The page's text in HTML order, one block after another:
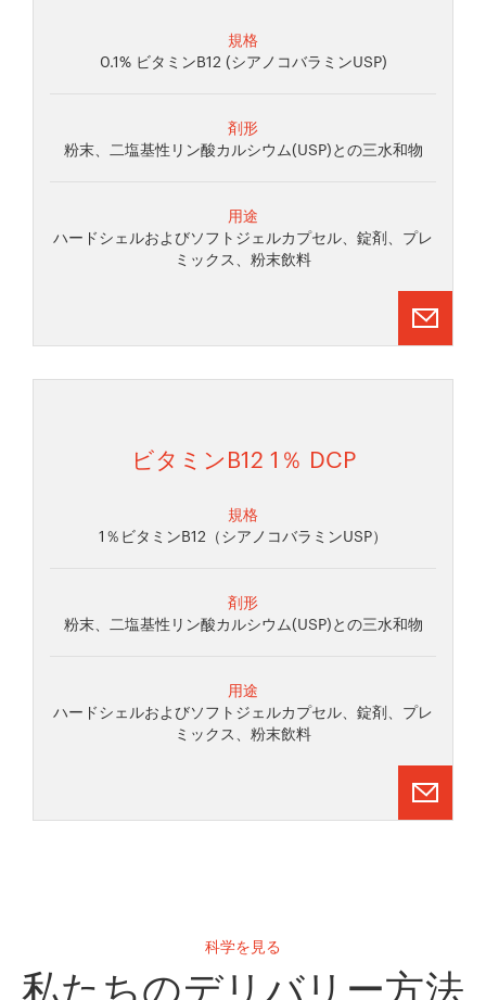
規格
0.1% ビタミンB12 (シアノコバラミンUSP)
剤形
粉末、二塩基性リン酸カルシウム(USP)との三水和物
用途
ハードシェルおよびソフトジェルカプセル、錠剤、プレ
ミックス、粉末飲料
ビタミンB12 1％ DCP
規格
1％ビタミンB12（シアノコバラミンUSP）
剤形
粉末、二塩基性リン酸カルシウム(USP)との三水和物
用途
ハードシェルおよびソフトジェルカプセル、錠剤、プレ
ミックス、粉末飲料
科学を見る
私たちのデリバリー方法